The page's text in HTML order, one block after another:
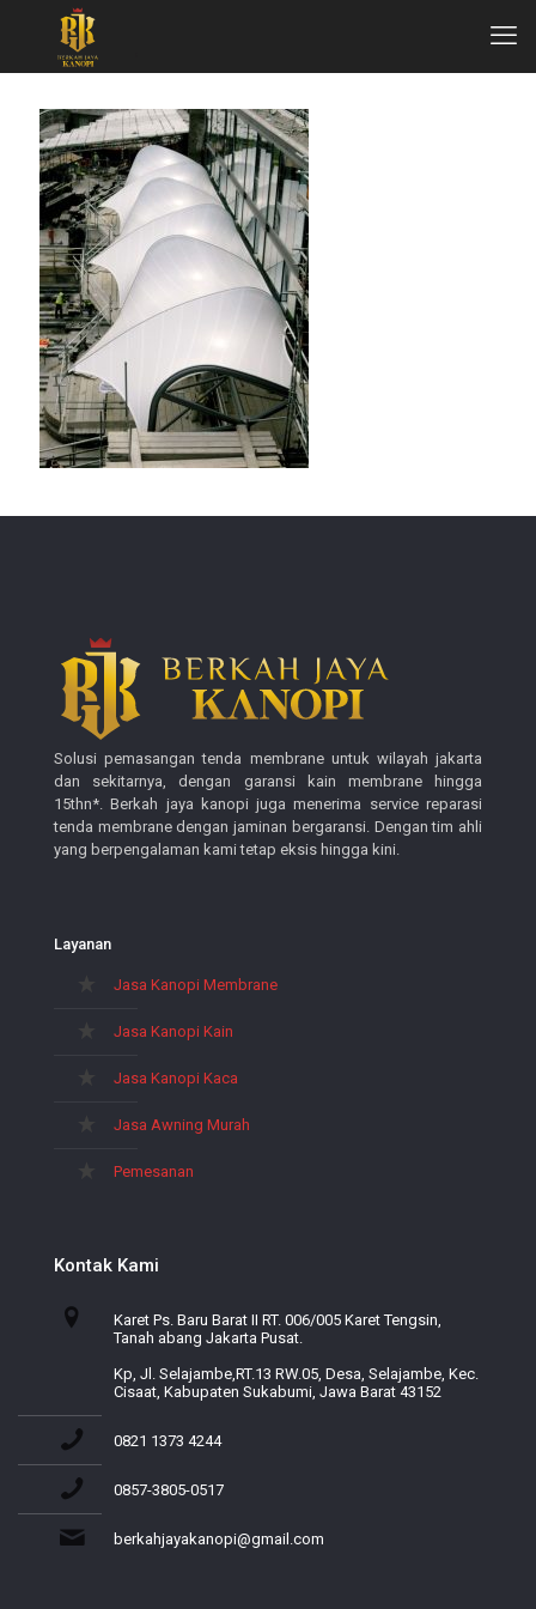
Solusi pemasangan tenda membrane untuk wilayah jakarta
dan sekitarnya, dengan garansi kain membrane hingga
15thn*. Berkah jaya kanopi juga menerima service reparasi
tenda membrane dengan jaminan bergaransi. Dengan tim ahli
yang berpengalaman kami tetap eksis hingga kini.
Layanan
Jasa Kanopi Membrane
Jasa Kanopi Kain
Jasa Kanopi Kaca
Jasa Awning Murah
Pemesanan
Kontak Kami
Karet Ps. Baru Barat II RT. 006/005 Karet Tengsin,
Tanah abang Jakarta Pusat.
Kp, Jl. Selajambe,RT.13 RW.05, Desa, Selajambe, Kec.
Cisaat, Kabupaten Sukabumi, Jawa Barat 43152
0821 1373 4244
0857-3805-0517
berkahjayakanopi@gmail.com